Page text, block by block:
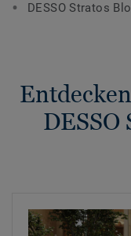
DESSO Stratos